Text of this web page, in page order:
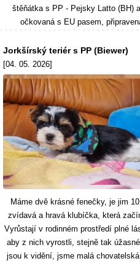
štěňátka s PP - Pejsky Latto (BH)
očkovaná s EU pasem,
Jorkšírský teriér s PP (Biewer)
[04. 05. 2026]
Máme dvě krásné fenečky, je jim
zvídavá a hravá klubíčka, která
Vyrůstají v rodinném prostředí plné
aby z nich vyrostli, stejně tak
jsou k vidění, jsme malá